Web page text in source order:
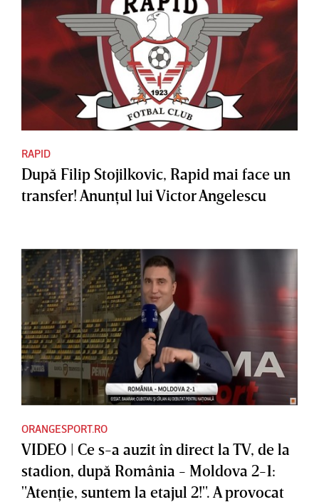
RAPID
După Filip Stojilkovic, Rapid mai face un
transfer! Anunţul lui Victor Angelescu
ORANGESPORT.RO
VIDEO | Ce s-a auzit în direct la TV, de la
stadion, după România - Moldova 2-1:
"Atenţie, suntem la etajul 2!". A provocat